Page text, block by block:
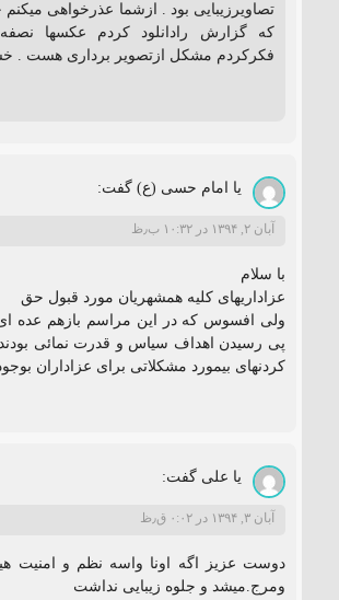
تصاویرزیبایی بود . ازشما عذرخواهی میکنم
که گزارش رادانلود کردم عکسها
فکرکردم مشکل ازتصویر برداری هست .
یا امام حسی (ع) گفت:
آبان ۲, ۱۳۹۴ در ۱۰:۳۲ ب٫ظ
با سلام
عزاداریهای کلیه همشهریان مورد قبول حق
ولی افسوس که در این مراسم بازهم عده
پی رسیدن اهداف سیاس و قدرت نمائی بودند
کردنهای بیمورد مشکلاتی برای عزاداران
یا علی گفت:
آبان ۳, ۱۳۹۴ در ۰:۰۲ ق٫ظ
دوست عزیز اگه اونا واسه نظم و امنیت
ومرج.میشد و جلوه زیبایی نداشت